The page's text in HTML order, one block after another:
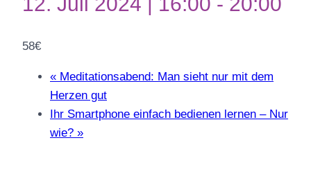
58€
« Meditationsabend: Man sieht nur mit dem
Herzen gut
Ihr Smartphone einfach bedienen lernen – Nur
wie? »